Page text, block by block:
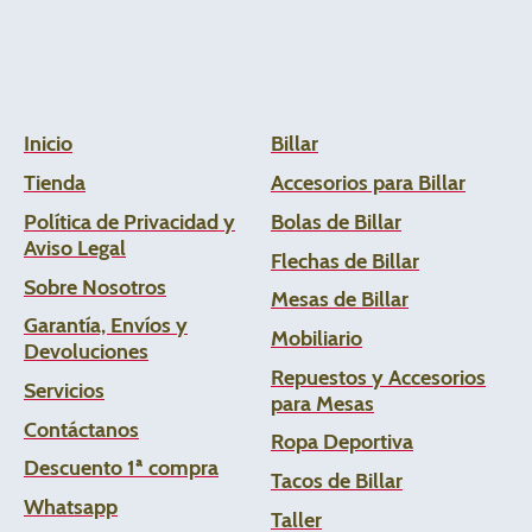
Inicio
Tienda
Política de Privacidad y
Aviso Legal
Sobre Nosotros
Garantía, Envíos y
Devoluciones
Servicios
Contáctanos
Descuento 1ª compra
Whatsapp
Billar
Accesorios para Billar
Bolas de Billar
Flechas de Billar
Mesas de Billar
Mobiliario
Repuestos y Accesorios
para Mesas
Ropa Deportiva
Tacos de Billar
Taller